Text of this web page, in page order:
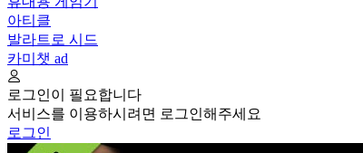
아티클
발라트로 시드
카미챗 ad
로그인이 필요합니다
서비스를 이용하시려면 로그인해주세요
로그인